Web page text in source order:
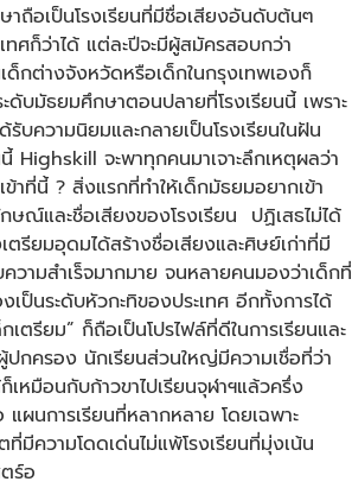
าถือเป็นโรงเรียนที่มีชื่อเสียงอันดับต้นๆ
ศก็ว่าได้ แต่ละปีจะมีผู้สมัครสอบกว่า
ด็กต่างจังหวัดหรือเด็กในกรุงเทพเองก็
ดับมัธยมศึกษาตอนปลายที่โรงเรียนนี้ เพราะ
รับความนิยมและกลายเป็นโรงเรียนในฝัน
Highskill จะพาทุกคนมาเจาะลึกเหตุผลว่า
าที่นี้ ? สิ่งแรกที่ทำให้เด็กมัธยมอยากเข้า
ณ์และชื่อเสียงของโรงเรียน ปฏิเสธไม่ได้
รียมอุดมได้สร้างชื่อเสียงและศิษย์เก่าที่มี
ความสำเร็จมากมาย จนหลายคนมองว่าเด็กที่
เป็นระดับหัวกะทิของประเทศ อีกทั้งการได้
เตรียม” ก็ถือเป็นโปรไฟล์ที่ดีในการเรียนและ
ปกครอง นักเรียนส่วนใหญ่มีความเชื่อที่ว่า
เหมือนกับก้าวขาไปเรียนจุฬาฯแล้วครึ่ง
ผนการเรียนที่หลากหลาย โดยเฉพาะ
มีความโดดเด่นไม่แพ้โรงเรียนที่มุ่งเน้น
ร์อ